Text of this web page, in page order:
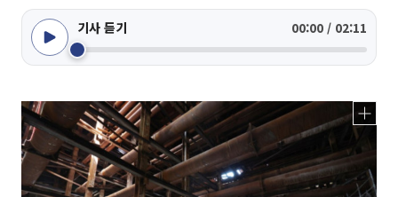
기사 듣기 00:00 / 02:11